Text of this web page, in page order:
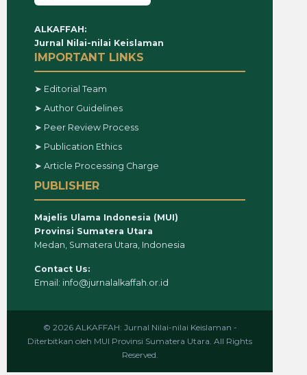
ALKAFFAH:
Jurnal Nilai-nilai Keislaman
IMPORTANT LINKS
➤ Editorial Team
➤ Author Guidelines
➤ Peer Review Process
➤ Publication Ethics
➤ Article Processing Charge
PUBLISHER
Majelis Ulama Indonesia (MUI)
Provinsi Sumatera Utara
Medan, Sumatera Utara, Indonesia
Contact Us:
Email: info@jurnalalkaffah.or.id
© 2026 ALKAFFAH: Jurnal Nilai-nilai Keislaman -
Diterbitkan oleh MUI Provinsi Sumatera Utara. All Rights
Reserved.